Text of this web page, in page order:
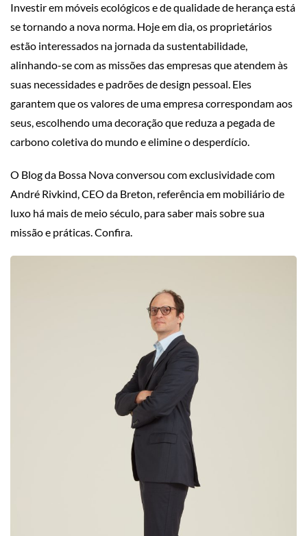
Investir em móveis ecológicos e de qualidade de herança está
se tornando a nova norma. Hoje em dia, os proprietários
estão interessados ​​na jornada da sustentabilidade,
alinhando-se com as missões das empresas que atendem às
suas necessidades e padrões de design pessoal. Eles
garantem que os valores de uma empresa correspondam aos
seus, escolhendo uma decoração que reduza a pegada de
carbono coletiva do mundo e elimine o desperdício.
O Blog da Bossa Nova conversou com exclusividade com
André Rivkind, CEO da Breton, referência em mobiliário de
luxo há mais de meio século, para saber mais sobre sua
missão e práticas. Confira.